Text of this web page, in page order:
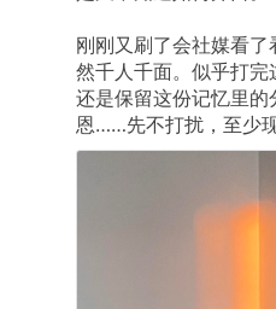
刚刚又刷了会社媒看
然千人千面。似乎打完
还是保留这份记忆里的
恩……先不打扰，至少